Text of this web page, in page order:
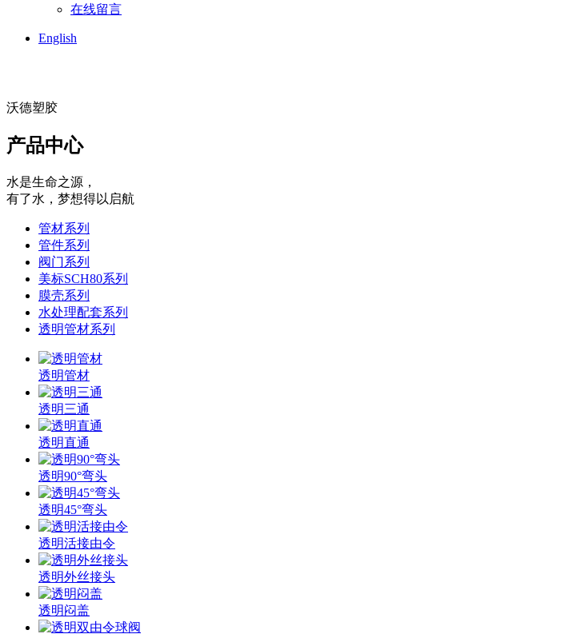
在线留言
English
沃德塑胶
产品中心
水是生命之源，
有了水，梦想得以启航
管材系列
管件系列
阀门系列
美标SCH80系列
膜壳系列
水处理配套系列
透明管材系列
透明管材
透明三通
透明直通
透明90°弯头
透明45°弯头
透明活接由令
透明外丝接头
透明闷盖